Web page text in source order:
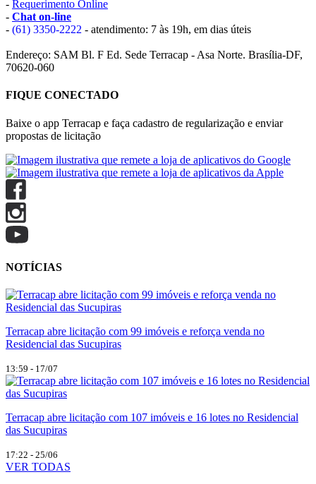
- Requerimento Online
- Chat on-line
- (61) 3350-2222 - atendimento: 7 às 19h, em dias úteis
Endereço: SAM Bl. F Ed. Sede Terracap - Asa Norte. Brasília-DF,
70620-060
FIQUE CONECTADO
Baixe o app Terracap e faça cadastro de regularização e enviar
propostas de licitação
NOTÍCIAS
Terracap abre licitação com 99 imóveis e reforça venda no
Residencial das Sucupiras
13:59 - 17/07
Terracap abre licitação com 107 imóveis e 16 lotes no Residencial
das Sucupiras
17:22 - 25/06
VER TODAS